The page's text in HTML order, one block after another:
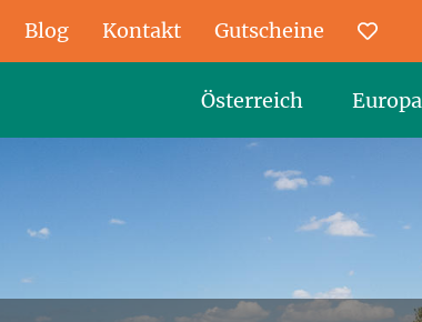
Blog Kontakt Gutscheine
Österreich Europa